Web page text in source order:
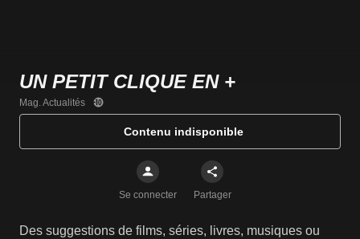
UN PETIT CLIQUE EN +
Mag. Actualités
Contenu indisponible
Se connecter Partager
Des suggestions de films, séries, livres, musiques ou